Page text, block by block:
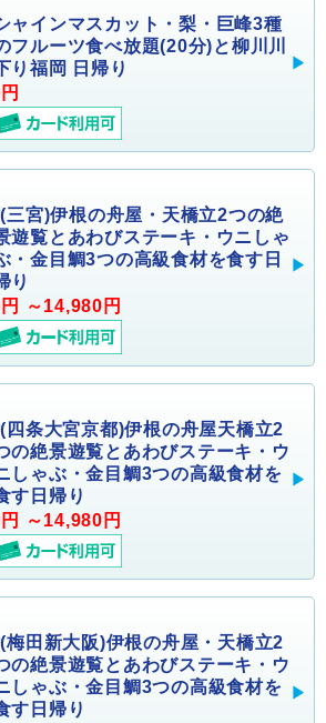
ャインマスカット・梨・巨峰3種
フルーツ食べ放題(20分)と柳川川
り福岡 日帰り
三宮)伊根の舟屋・天橋立2つの絶
遊覧とあわびステーキ・ウニしゃ
・金目鯛3つの高級食材を食す日
り
～14,980円
四条大宮京都)伊根の舟屋天橋立2
の絶景遊覧とあわびステーキ・ウ
しゃぶ・金目鯛3つの高級食材を
す日帰り
～14,980円
梅田新大阪)伊根の舟屋・天橋立2
の絶景遊覧とあわびステーキ・ウ
しゃぶ・金目鯛3つの高級食材を
す日帰り